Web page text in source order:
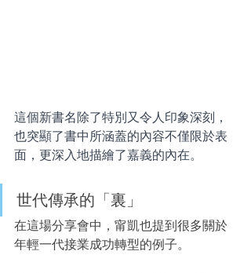
這個新書名除了特別又令人印象深刻，
也突顯了書中所涵蓋的內容不僅限於表
面，更深入地描繪了嘉義的內在。
世代傳承的「裏」
在這場分享會中，甯凱也提到很多關於
年輕一代接業成功轉型的例子。